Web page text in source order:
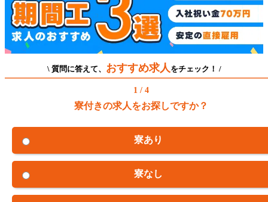
\ 質問に答えて、 おすすめ求人をチェック！ /
1 / 4
寮付きの求人をお探しですか？
寮あり
寮なし